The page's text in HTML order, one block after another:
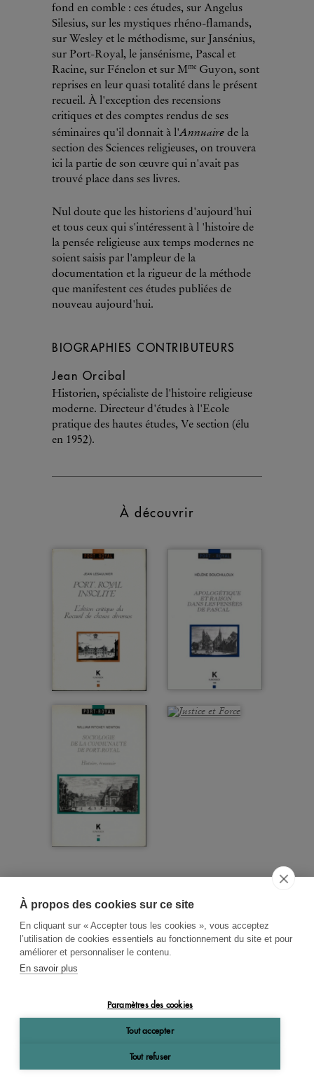
À propos des cookies sur ce site
En cliquant sur « Accepter tous les cookies », vous acceptez
l’utilisation de cookies essentiels au fonctionnement du site et pour
améliorer et personnaliser le contenu.
En savoir plus
Paramètres des cookies
Tout accepter
Tout refuser
fond en comble : ces études, sur Angelus
Silesius, sur les mystiques rhéno-flamands,
sur Wesley et le méthodisme, sur Jansénius,
sur Port-Royal, le jansénisme, Pascal et
Racine, sur Fénelon et sur Mme Guyon, sont
reprises en leur quasi totalité dans le présent
recueil. À l'exception des recensions
critiques et des comptes rendus de ses
séminaires qu'il donnait à l'Annuaire de la
section des Sciences religieuses, on trouvera
ici la partie de son œuvre qui n'avait pas
trouvé place dans ses livres.
Nul doute que les historiens d'aujourd'hui
et tous ceux qui s'intéressent à l 'histoire de
la pensée religieuse aux temps modernes ne
soient saisis par l'ampleur de la
documentation et la rigueur de la méthode
que manifestent ces études publiées de
nouveau aujourd'hui.
BIOGRAPHIES CONTRIBUTEURS
Jean Orcibal
Historien, spécialiste de l'histoire religieuse
moderne. Directeur d'études à l'Ecole
pratique des hautes études, Ve section (élu
en 1952).
À découvrir
RECHERCHE THÉMATIQUE
OK